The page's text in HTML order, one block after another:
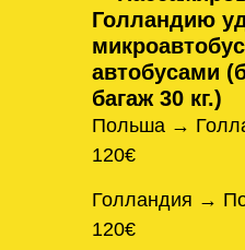
Голландию
автобусами
багаж 30 кг.)
Польша →
120€
Голландия →
120€